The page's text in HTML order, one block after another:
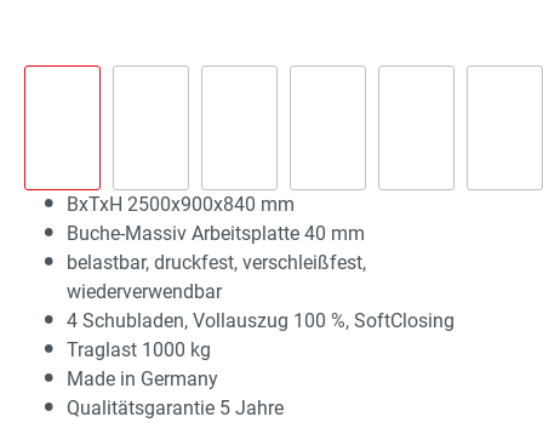
BxTxH 2500x900x840 mm
Buche-Massiv Arbeitsplatte 40 mm
belastbar, druckfest, verschleißfest,
wiederverwendbar
4 Schubladen, Vollauszug 100 %, SoftClosing
Traglast 1000 kg
Made in Germany
Qualitätsgarantie 5 Jahre